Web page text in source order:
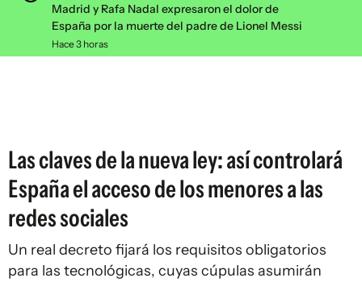
ESPAÑA
ESTADOS UNIDOS
Madrid y Rafa Nadal expresaron el dolor de
España por la muerte del padre de Lionel Messi
Hace 3 horas
Las claves de la nueva ley: así controlará
España el acceso de los menores a las
redes sociales
Un real decreto fijará los requisitos obligatorios
para las tecnológicas, cuyas cúpulas asumirán